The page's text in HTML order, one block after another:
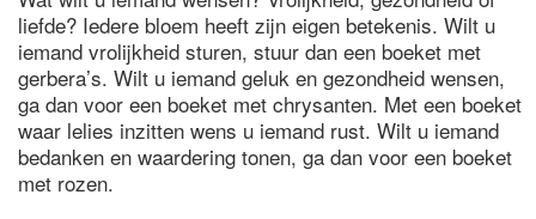
liefde? Iedere bloem heeft zijn eigen betekenis. Wilt u
iemand vrolijkheid sturen, stuur dan een boeket met
gerbera’s. Wilt u iemand geluk en gezondheid wensen,
ga dan voor een boeket met chrysanten. Met een boeket
waar lelies inzitten wens u iemand rust. Wilt u iemand
bedanken en waardering tonen, ga dan voor een boeket
met rozen.